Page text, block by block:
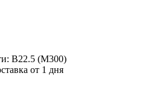
В22.5 (М300)
от 1 дня